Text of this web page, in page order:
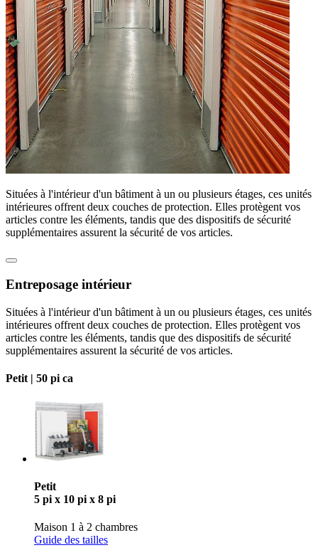
Situées à l'intérieur d'un bâtiment à un ou plusieurs étages, ces unités
intérieures offrent deux couches de protection. Elles protègent vos
articles contre les éléments, tandis que des dispositifs de sécurité
supplémentaires assurent la sécurité de vos articles.
Entreposage intérieur
Situées à l'intérieur d'un bâtiment à un ou plusieurs étages, ces unités
intérieures offrent deux couches de protection. Elles protègent vos
articles contre les éléments, tandis que des dispositifs de sécurité
supplémentaires assurent la sécurité de vos articles.
Petit | 50 pi ca
Petit
5 pi x 10 pi x 8 pi
Maison 1 à 2 chambres
Guide des tailles